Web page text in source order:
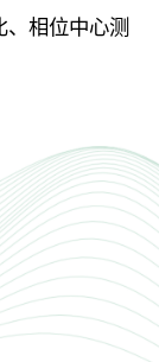
相位中心测